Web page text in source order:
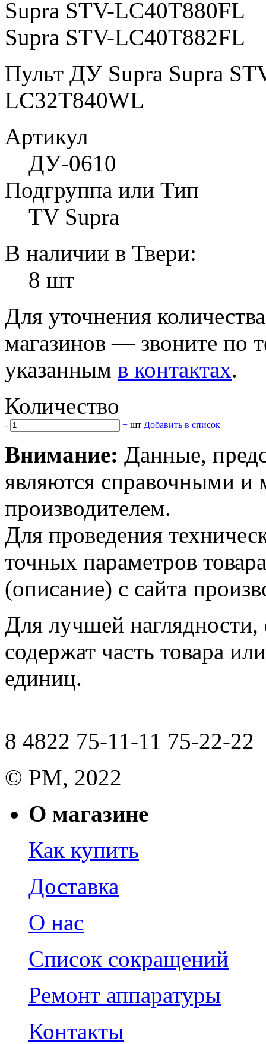
Supra STV-LC40T880FL
Supra STV-LC40T882FL
Пульт ДУ Supra Supra
LC32T840WL
Артикул
ДУ-0610
Подгруппа или Тип
TV Supra
В наличии в Твери:
8 шт
Для уточнения
магазинов — звоните по
указанным в контактах.
Количество
- + шт Добавить в список
Внимание: Данные,
являются справочными и
производителем.
Для проведения
точных параметров
(описание) с сайта
Для лучшей наглядности,
содержат часть товара
единиц.
8 4822 75-11-11 75-22-22
© РМ, 2022
О магазине
Как купить
Доставка
О нас
Список сокращений
Ремонт аппаратуры
Контакты